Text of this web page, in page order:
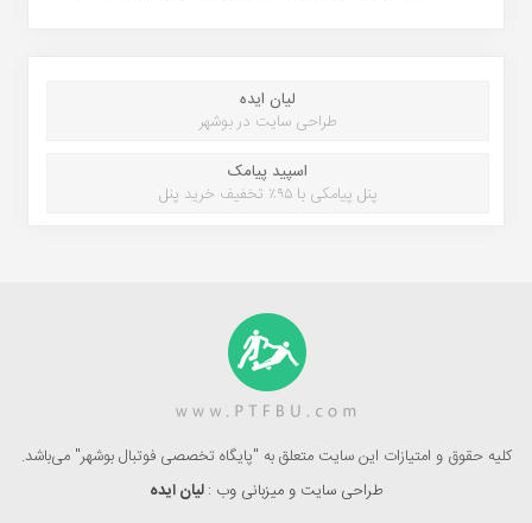
لیان ایده
طراحی سایت در بوشهر
اسپید پیامک
پنل پیامکی با ۹۵٪ تخفیف خرید پنل
کلیه حقوق و امتیازات این سایت متعلق به "پایگاه تخصصی فوتبال بوشهر" می‌باشد.
طراحی سایت و میزبانی وب :لیان ایده